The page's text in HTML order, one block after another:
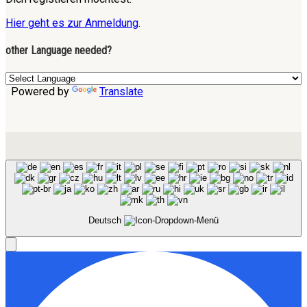
Hier geht es zur Anmeldung.
other Language needed?
Powered by Translate
Deutsch